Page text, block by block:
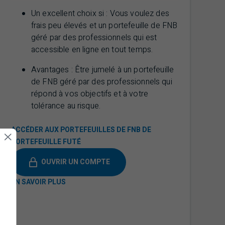
Un excellent choix si : Vous voulez des
frais peu élevés et un portefeuille de FNB
géré par des professionnels qui est
accessible en ligne en tout temps.
Avantages : Être jumelé à un portefeuille
de FNB géré par des professionnels qui
répond à vos objectifs et à votre
tolérance au risque.
ACCÉDER AUX PORTEFEUILLES DE FNB DE
PORTEFEUILLE FUTÉ
OUVRIR UN COMPTE
EN SAVOIR PLUS